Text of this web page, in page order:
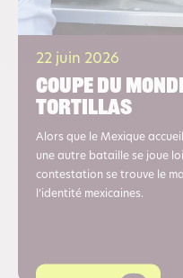
22 juin 2026
Coupe du
tortillas
Alors que le Mexique
une autre bataille se joue
contestation se trouve le
l’identité mexicaines.